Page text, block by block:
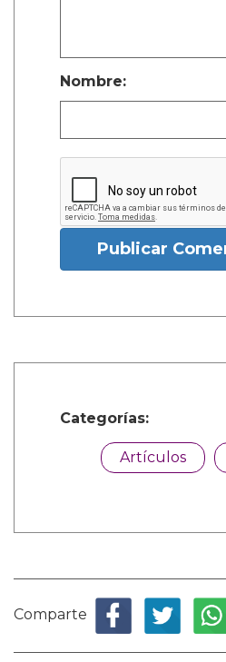
Nombre:
Publicar
Categorías:
Artículos
Comparte